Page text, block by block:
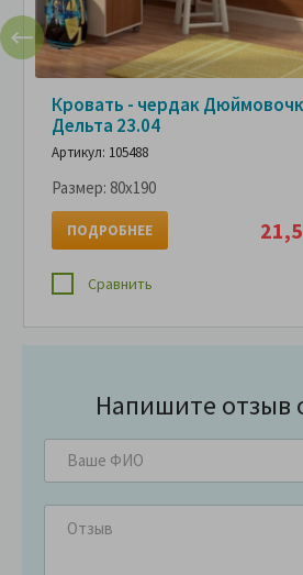
Кровать - чердак
Дельта 23.04
Артикул: 105488
Размер: 80x190
ПОДРОБНЕЕ
Сравнить
Напишите отзыв